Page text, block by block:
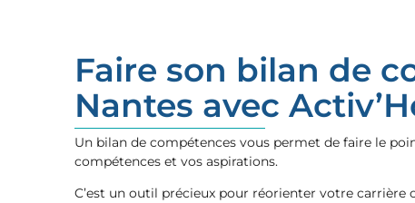
Faire son bilan de
Nantes avec
Un bilan de compétences vous permet de faire le
compétences et vos aspirations.
C’est un outil précieux pour réorienter votre carrière